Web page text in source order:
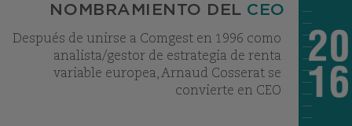
NOMBRAMIENTO DEL CEO
Después de unirse a Comgest en 1996 como
analista/gestor de estrategia de renta
variable europea, Arnaud Cosserat se
convierte en CEO